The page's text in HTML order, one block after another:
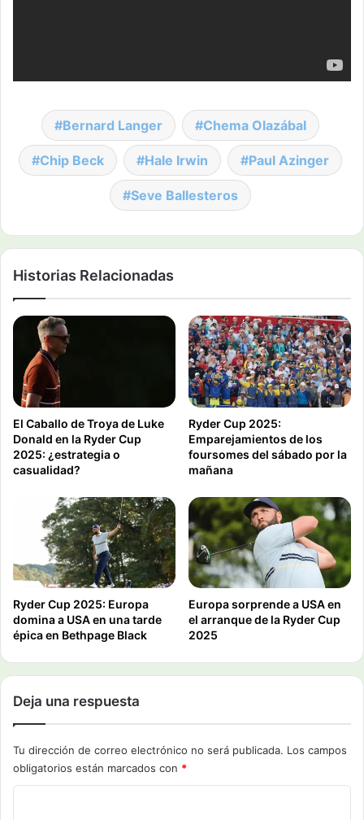
Bernard Langer Chema Olazábal
Chip Beck Hale Irwin Paul Azinger
Seve Ballesteros
Historias Relacionadas
El Caballo de Troya de Luke
Donald en la Ryder Cup
2025: ¿estrategia o
casualidad?
Ryder Cup 2025:
Emparejamientos de los
foursomes del sábado por la
mañana
Ryder Cup 2025: Europa
domina a USA en una tarde
épica en Bethpage Black
Europa sorprende a USA en
el arranque de la Ryder Cup
2025
Deja una respuesta
Tu dirección de correo electrónico no será publicada. Los campos
obligatorios están marcados con *